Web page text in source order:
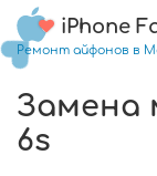
iPhone
Ремонт айфонов в
Замена
6s